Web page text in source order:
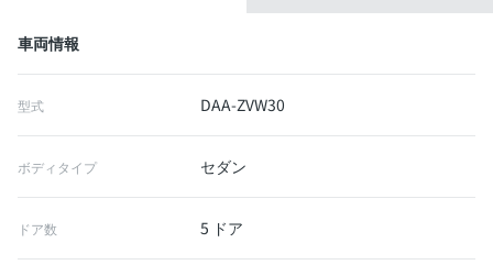
車両情報
型式 DAA-ZVW30
ボディタイプ セダン
ドア数 5 ドア